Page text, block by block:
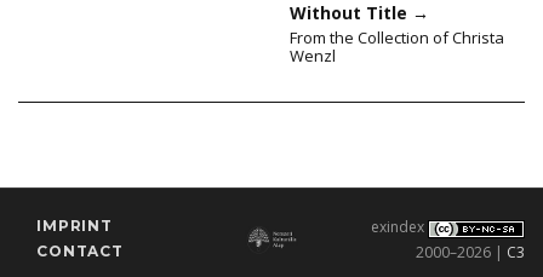
Without Title →
From the Collection of Christa
Wenzl
IMPRINT
CONTACT
exindex
2000–2026 | C3